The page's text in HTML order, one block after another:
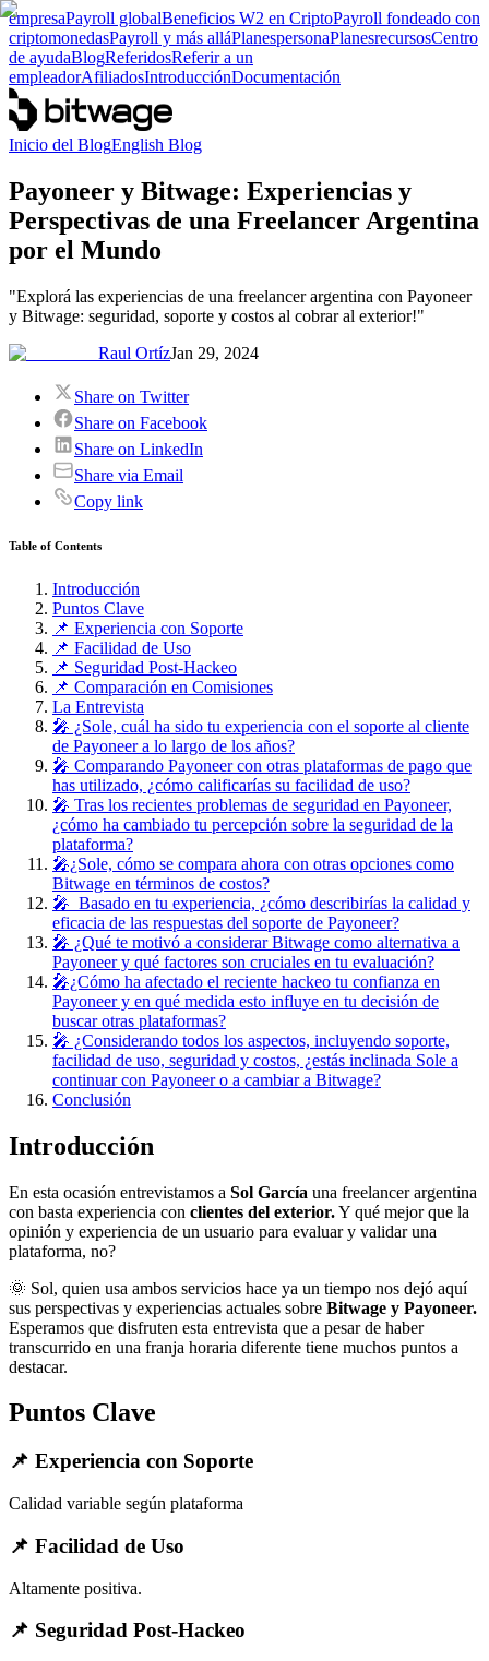
empresaPayroll globalBeneficios W2 en CriptoPayroll fondeado con
criptomonedasPayroll y más alláPlanespersonaPlanesrecursosCentro
de ayudaBlogReferidosReferir a un
empleadorAfiliadosIntroducciónDocumentación
Inicio del BlogEnglish Blog
Payoneer y Bitwage: Experiencias y
Perspectivas de una Freelancer Argentina
por el Mundo
"Explorá las experiencias de una freelancer argentina con Payoneer
y Bitwage: seguridad, soporte y costos al cobrar al exterior!"
Raul OrtízJan 29, 2024
Share on Twitter
Share on Facebook
Share on LinkedIn
Share via Email
Copy link
Table of Contents
Introducción
Puntos Clave
📌 Experiencia con Soporte
📌 Facilidad de Uso
📌 Seguridad Post-Hackeo
📌 Comparación en Comisiones
La Entrevista
🎤 ¿Sole, cuál ha sido tu experiencia con el soporte al cliente
de Payoneer a lo largo de los años?
🎤 Comparando Payoneer con otras plataformas de pago que
has utilizado, ¿cómo calificarías su facilidad de uso?
🎤 Tras los recientes problemas de seguridad en Payoneer,
¿cómo ha cambiado tu percepción sobre la seguridad de la
plataforma?
🎤¿Sole, cómo se compara ahora con otras opciones como
Bitwage en términos de costos?
🎤 Basado en tu experiencia, ¿cómo describirías la calidad y
eficacia de las respuestas del soporte de Payoneer?
🎤 ¿Qué te motivó a considerar Bitwage como alternativa a
Payoneer y qué factores son cruciales en tu evaluación?
🎤¿Cómo ha afectado el reciente hackeo tu confianza en
Payoneer y en qué medida esto influye en tu decisión de
buscar otras plataformas?
🎤 ¿Considerando todos los aspectos, incluyendo soporte,
facilidad de uso, seguridad y costos, ¿estás inclinada Sole a
continuar con Payoneer o a cambiar a Bitwage?
Conclusión
Introducción
En esta ocasión entrevistamos a Sol García una freelancer argentina
con basta experiencia con clientes del exterior.Y qué mejor que la
opinión y experiencia de un usuario para evaluar y validar una
plataforma, no?
🌞 Sol, quien usa ambos servicios hace ya un tiempo nos dejó aquí
sus perspectivas y experiencias actuales sobre Bitwage y Payoneer.
Esperamos que disfruten esta entrevista que a pesar de haber
transcurrido en una franja horaria diferente tiene muchos puntos a
destacar.
Puntos Clave
📌 Experiencia con Soporte
Calidad variable según plataforma
📌 Facilidad de Uso
Altamente positiva.
📌 Seguridad Post-Hackeo